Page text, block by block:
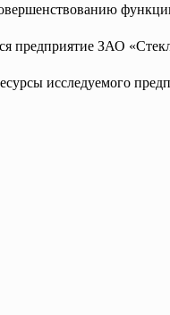
предприятие ЗАО
исследуемого